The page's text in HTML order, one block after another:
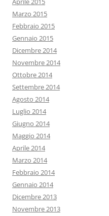
Marzo 2015
Febbraio 2015
Gennaio 2015
Dicembre 2014
Novembre 2014
Ottobre 2014
Settembre 2014
Agosto 2014
Luglio 2014
Giugno 2014
Maggio 2014
Aprile 2014
Marzo 2014
Febbraio 2014
Gennaio 2014
Dicembre 2013
Novembre 2013